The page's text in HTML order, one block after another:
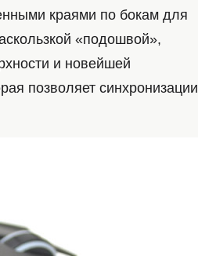
краями по бокам для
«подошвой»,
и новейшей
позволяет синхронизации